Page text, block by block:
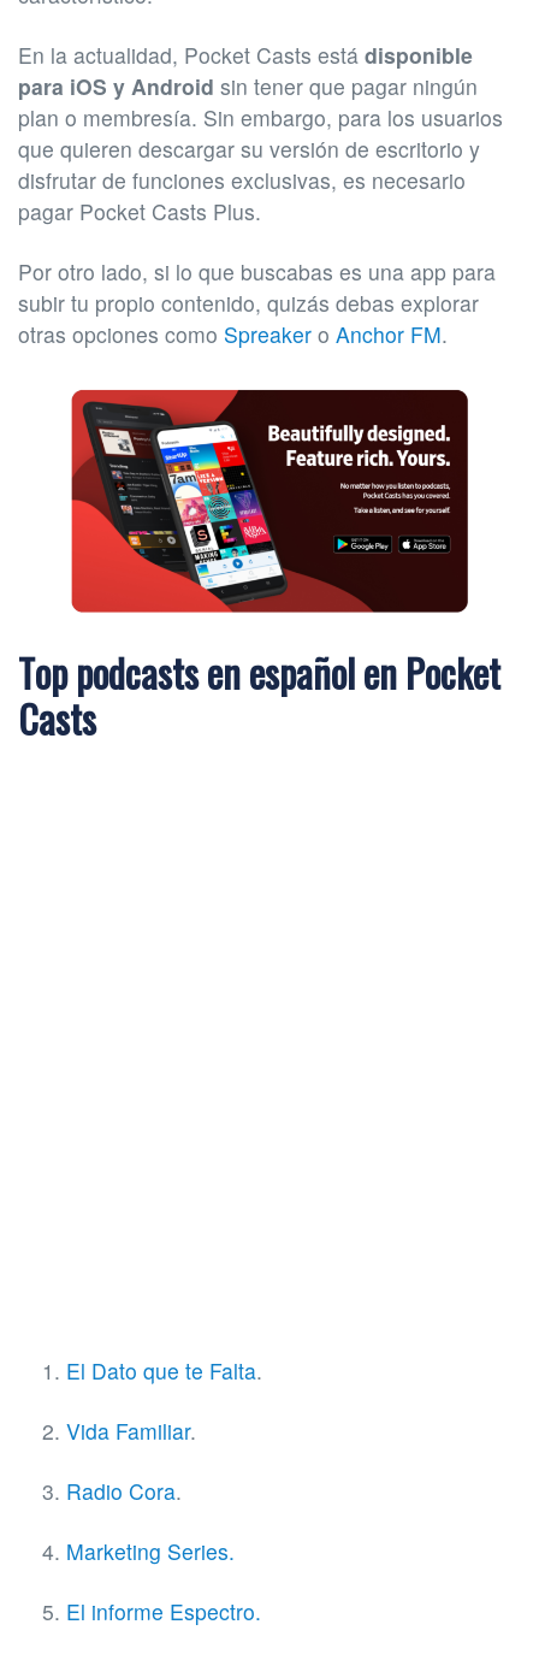
En la actualidad, Pocket Casts está disponible
para iOS y Android sin tener que pagar ningún
plan o membresía. Sin embargo, para los usuarios
que quieren descargar su versión de escritorio y
disfrutar de funciones exclusivas, es necesario
pagar Pocket Casts Plus.
Por otro lado, si lo que buscabas es una app para
subir tu propio contenido, quizás debas explorar
otras opciones como Spreaker o Anchor FM.
Top podcasts en español en Pocket
Casts
El Dato que te Falta.
Vida Familiar.
Radio Cora.
Marketing Series.
El informe Espectro.